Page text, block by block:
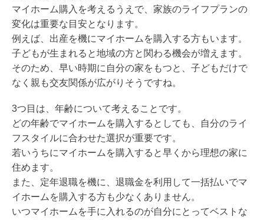
マイホーム購入を考えるうえで、家族のライフプランの
変化は重要な目安となります。
例えば、出産を機にマイホームを購入する方もいます。
子どもが生まれると地域の方と関わる機会が増えます。
そのため、早い時期に自分の家をもつと、子どもだけで
なく親も交友関係が広がりそうですね。
3つ目は、年齢について考えることです。
どの年齢でマイホームを購入するとしても、自分のライ
フスタイルに合わせた選択が重要です。
若いうちにマイホームを購入すると早くから理想の家に
住めます。
また、定年退職を機に、退職金を利用して一括払いでマ
イホームを購入する方も少なくありません。
いつマイホームを手に入れるのが自分にとってベストな